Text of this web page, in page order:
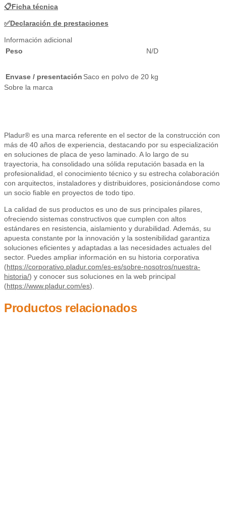
📋Ficha técnica
✅Declaración de prestaciones
Información adicional
Peso
N/D
Envase / presentación Saco en polvo de 20 kg
Sobre la marca
Pladur® es una marca referente en el sector de la construcción con
más de 40 años de experiencia, destacando por su especialización
en soluciones de placa de yeso laminado. A lo largo de su
trayectoria, ha consolidado una sólida reputación basada en la
profesionalidad, el conocimiento técnico y su estrecha colaboración
con arquitectos, instaladores y distribuidores, posicionándose como
un socio fiable en proyectos de todo tipo.
La calidad de sus productos es uno de sus principales pilares,
ofreciendo sistemas constructivos que cumplen con altos
estándares en resistencia, aislamiento y durabilidad. Además, su
apuesta constante por la innovación y la sostenibilidad garantiza
soluciones eficientes y adaptadas a las necesidades actuales del
sector. Puedes ampliar información en su historia corporativa
(https://corporativo.pladur.com/es-es/sobre-nosotros/nuestra-
historia/) y conocer sus soluciones en la web principal
(https://www.pladur.com/es).
Productos relacionados